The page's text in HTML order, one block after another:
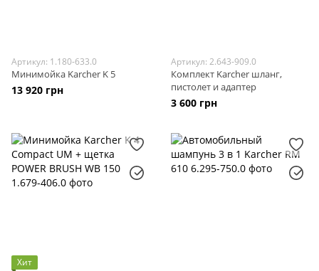
Артикул: 1.180-633.0
Минимойка Karcher K 5
13 920 грн
Артикул: 2.643-909.0
Комплект Karcher шланг,
пистолет и адаптер
3 600 грн
Хит